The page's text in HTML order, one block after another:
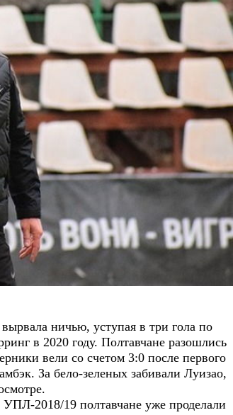
ничью, уступая в три гола по
в 2020 году. Полтавчане разошлись
вели со счетом 3:0 после первого
За бело-зеленых забивали Луизао,
2018/19 полтавчане уже проделали